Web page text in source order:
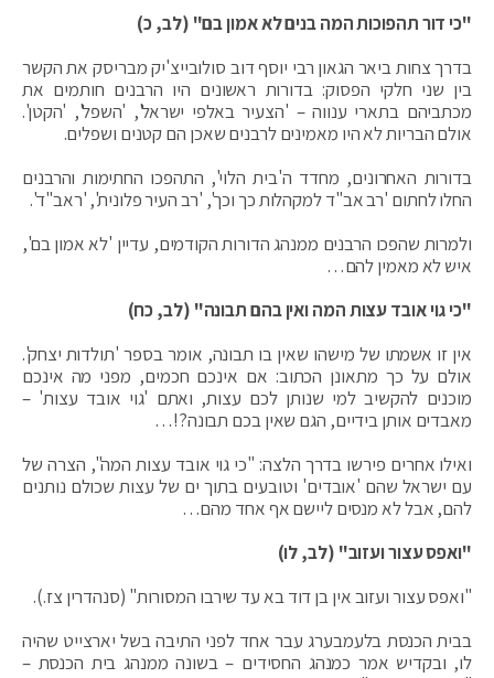
"כי דור תהפוכות המה בנים לא אמון בם" (לב, כ)
בדרך צחות ביאר הגאון רבי יוסף דוב סולובייצ'יק מבריסק את הקשר
בין שני חלקי הפסוק: בדורות ראשונים היו הרבנים חותמים את
מכתביהם בתארי ענווה – 'הצעיר באלפי ישראל', 'השפל', 'הקטן'.
אולם הבריות לא היו מאמינים לרבנים שאכן הם קטנים ושפלים.
בדורות האחרונים, מחדד ה'בית הלוי', התהפכו החתימות והרבנים
החלו לחתום 'רב אב"ד למקהלות כך וכך', 'רב העיר פלונית', 'ראב"ד'.
ולמרות שהפכו הרבנים ממנהג הדורות הקודמים, עדיין 'לא אמון בם',
איש לא מאמין להם…
"כי גוי אובד עצות המה ואין בהם תבונה" (לב, כח)
אין זו אשמתו של מישהו שאין בו תבונה, אומר בספר 'תולדות יצחק'.
אולם על כך מתאונן הכתוב: אם אינכם חכמים, מפני מה אינכם
מוכנים להקשיב למי שנותן לכם עצות, ואתם 'גוי אובד עצות' –
מאבדים אותן בידיים, הגם שאין בכם תבונה?!…
ואילו אחרים פירשו בדרך הלצה: "כי גוי אובד עצות המה", הצרה של
עם ישראל שהם 'אובדים' וטובעים בתוך ים של עצות שכולם נותנים
להם, אבל לא מנסים ליישם אף אחד מהם…
"ואפס עצור ועזוב" (לב, לו)
"ואפס עצור ועזוב אין בן דוד בא עד שירבו המסורות" (סנהדרין צז.).
בבית הכנסת בלעמבערג עבר אחד לפני התיבה בשל יארצייט שהיה
לו, ובקדיש אמר כמנהג החסידים – בשונה ממנהג בית הכנסת –